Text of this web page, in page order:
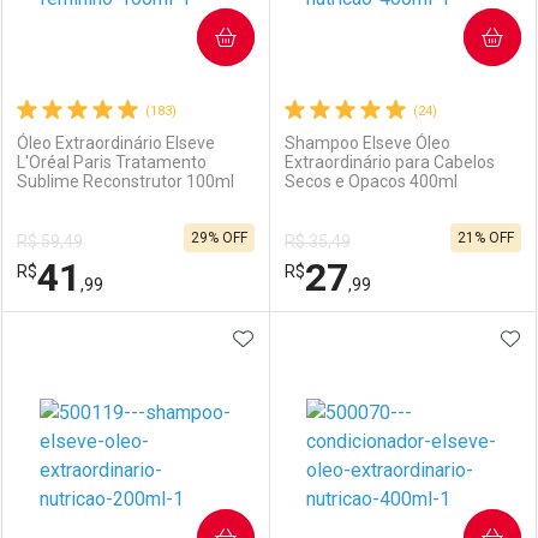
(183)
Óleo Extraordinário Elseve
L'Oréal Paris Tratamento
Sublime Reconstrutor 100ml
R$ 59,49
R$41 ,99
29% OFF
COMPRAR
Laboratório
Por Menos
(24)
Shampoo Elseve Óleo
Extraordinário para Cabelos
Secos e Opacos 400ml
R$ 35,49
R$27,99
21% OFF
COMPRAR
Laboratório
Por Menos
ADICIONAR AOS FAVORITOS